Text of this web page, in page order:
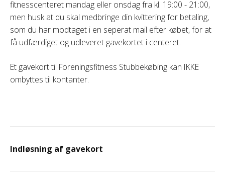
fitnesscenteret mandag eller onsdag fra kl. 19:00 - 21:00,
men husk at du skal medbringe din kvittering for betaling,
som du har modtaget i en seperat mail efter købet, for at
få udfærdiget og udleveret gavekortet i centeret.
Et gavekort til Foreningsfitness Stubbekøbing kan IKKE
ombyttes til kontanter.
Indløsning af gavekort